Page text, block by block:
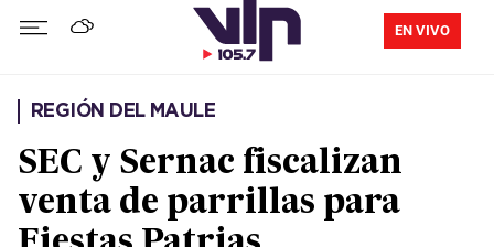
EN VIVO
REGIÓN DEL MAULE
SEC y Sernac fiscalizan
venta de parrillas para